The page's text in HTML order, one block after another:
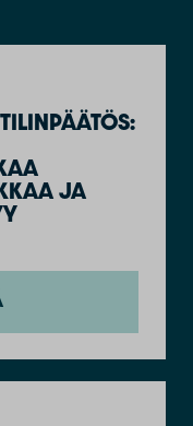
JA